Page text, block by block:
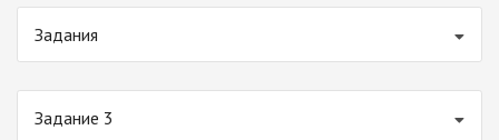
Задания
Задание 3